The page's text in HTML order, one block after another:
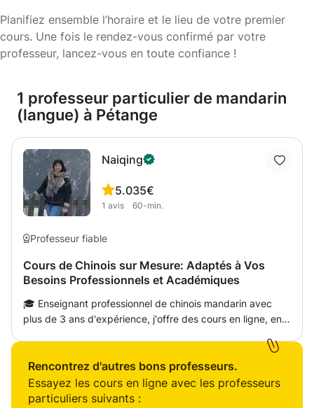
Planifiez ensemble l’horaire et le lieu de votre premier
cours. Une fois le rendez-vous confirmé par votre
professeur, lancez-vous en toute confiance !
1 professeur particulier de mandarin
(langue) à Pétange
Naiqing
5.0
1 avis
35€
60-min.
Professeur fiable
Cours de Chinois sur Mesure: Adaptés à Vos
Besoins Professionnels et Académiques
🎓 Enseignant professionnel de chinois mandarin avec
plus de 3 ans d'expérience, j'offre des cours en ligne, en
Europe en 2020 pour partager ma passion pour la langue
et la culture chinoises avec des étudiants du monde
entier. 🌟 Spécialités : Cours individuels et en groupe
Rencontrez d'autres bons professeurs.
Essayez les cours en ligne avec les professeurs
particuliers suivants :